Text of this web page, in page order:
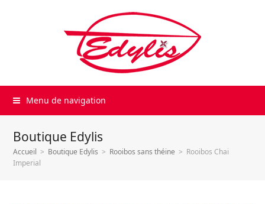
Menu de navigation
Boutique Edylis
Accueil > Boutique Edylis > Rooibos sans théine > Rooibos Chai
Imperial